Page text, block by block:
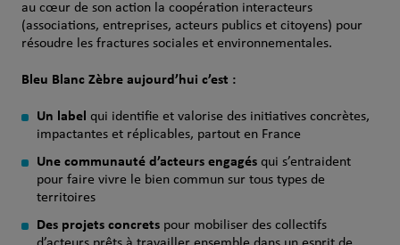
au cœur de son action la coopération interacteurs
(associations, entreprises, acteurs publics et citoyens) pour
résoudre les fractures sociales et environnementales.
Bleu Blanc Zèbre aujourd’hui c’est :
Un label qui identifie et valorise des initiatives concrètes,
impactantes et réplicables, partout en France
Une communauté d’acteurs engagésqui s’entraident
pour faire vivre le bien commun sur tous types de
territoires
Des projets concrets pour mobiliser des collectifs